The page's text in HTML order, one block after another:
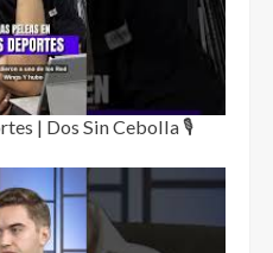
| Dos Sin Cebolla 🎙️
3